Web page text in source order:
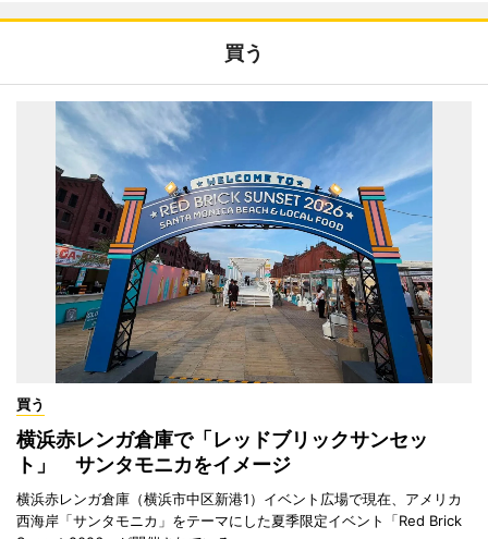
買う
買う
横浜赤レンガ倉庫で「レッドブリックサンセッ
ト」 サンタモニカをイメージ
横浜赤レンガ倉庫（横浜市中区新港1）イベント広場で現在、アメリカ
西海岸「サンタモニカ」をテーマにした夏季限定イベント「Red Brick